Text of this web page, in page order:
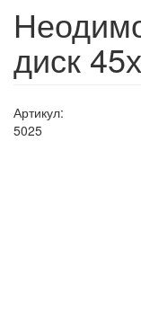
диск
Артикул:
5025